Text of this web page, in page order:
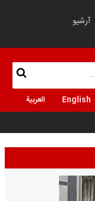
آرشیو
English العربية